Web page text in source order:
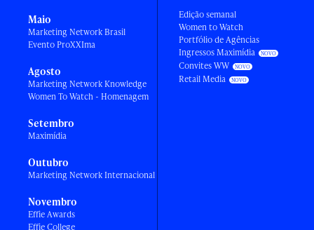
Maio
Marketing Network Brasil
Evento ProXXIma
Agosto
Marketing Network Knowledge
Women To Watch - Homenagem
Setembro
Maximídia
Outubro
Marketing Network Internacional
Novembro
Effie Awards
Effie College
Edição semanal
Women to Watch
Portfólio de Agências
Ingressos Maximídia
Convites WW
Retail Media